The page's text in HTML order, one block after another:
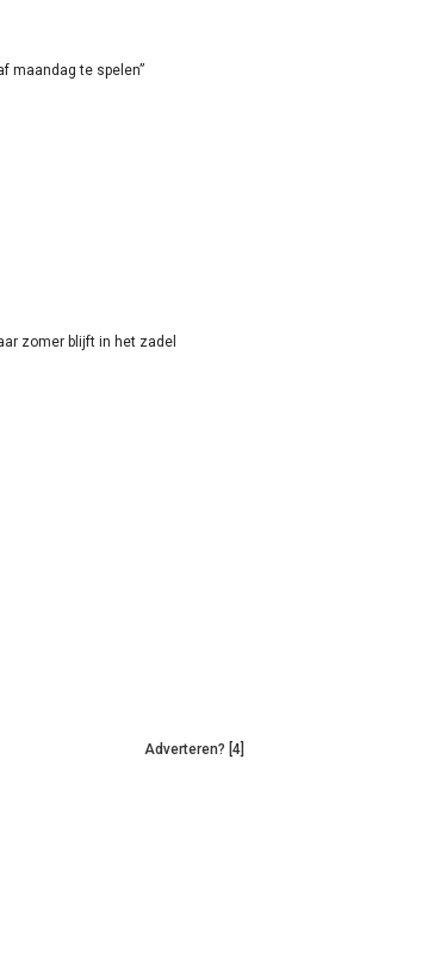
maandag te spelen”
zomer blijft in het zadel
Adverteren? [4]